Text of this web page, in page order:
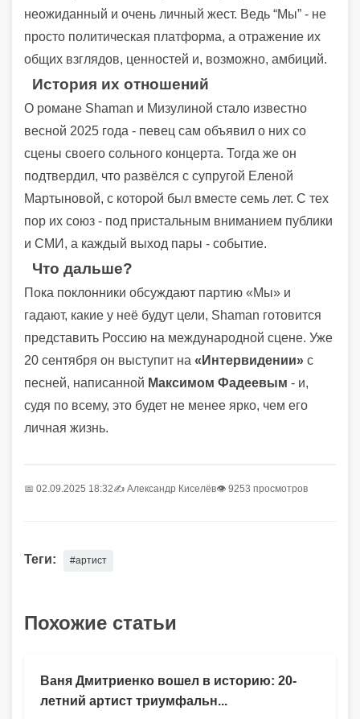
неожиданный и очень личный жест. Ведь “Мы” - не
просто политическая платформа, а отражение их
общих взглядов, ценностей и, возможно, амбиций.
История их отношений
О романе Shaman и Мизулиной стало известно
весной 2025 года - певец сам объявил о них со
сцены своего сольного концерта. Тогда же он
подтвердил, что развёлся с супругой Еленой
Мартыновой, с которой был вместе семь лет. С тех
пор их союз - под пристальным вниманием публики
и СМИ, а каждый выход пары - событие.
Что дальше?
Пока поклонники обсуждают партию «Мы» и
гадают, какие у неё будут цели, Shaman готовится
представить Россию на международной сцене. Уже
20 сентября он выступит на «Интервидении» с
песней, написанной Максимом Фадеевым - и,
судя по всему, это будет не менее ярко, чем его
личная жизнь.
📅 02.09.2025 18:32✍️ Александр Киселёв👁 9253 просмотров
Теги: #артист
Похожие статьи
Ваня Дмитриенко вошел в историю: 20-
летний артист триумфальн...